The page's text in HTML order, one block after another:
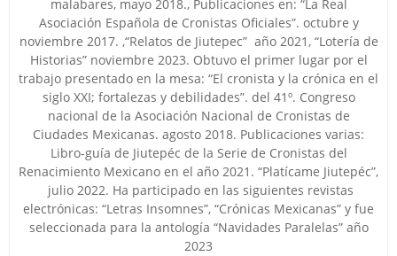
malabares, mayo 2018., Publicaciones en: “La Real
Asociación Española de Cronistas Oficiales”. octubre y
noviembre 2017. ,“Relatos de Jiutepec” año 2021, “Lotería de
Historias” noviembre 2023. Obtuvo el primer lugar por el
trabajo presentado en la mesa: “El cronista y la crónica en el
siglo XXI; fortalezas y debilidades”. del 41º. Congreso
nacional de la Asociación Nacional de Cronistas de
Ciudades Mexicanas. agosto 2018. Publicaciones varias:
Libro-guía de Jiutepéc de la Serie de Cronistas del
Renacimiento Mexicano en el año 2021. “Platícame Jiutepéc”,
julio 2022. Ha participado en las siguientes revistas
electrónicas: “Letras Insomnes”, “Crónicas Mexicanas” y fue
seleccionada para la antología “Navidades Paralelas” año
2023